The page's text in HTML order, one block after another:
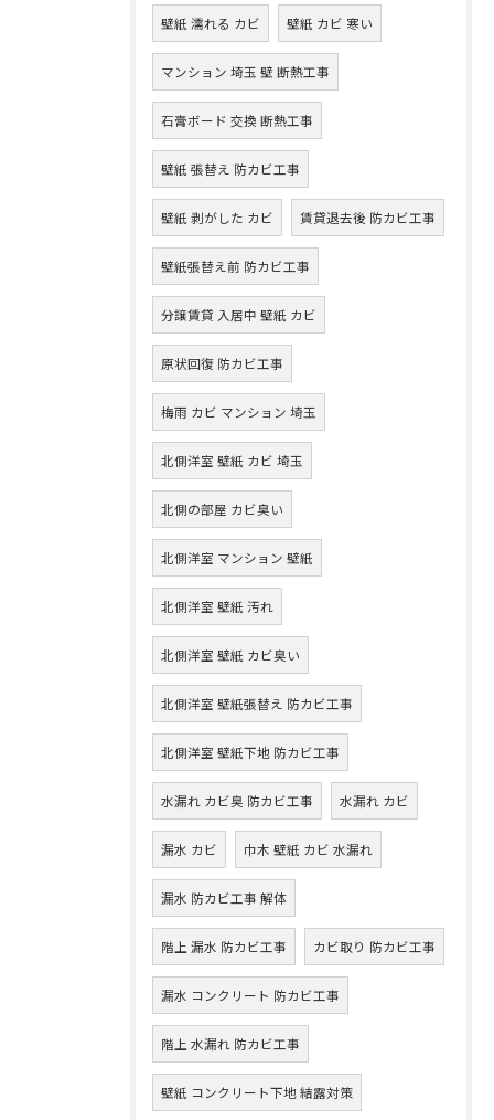
壁紙 濡れる カビ 壁紙 カビ 寒い
マンション 埼玉 壁 断熱工事
石膏ボード 交換 断熱工事
壁紙 張替え 防カビ工事
壁紙 剥がした カビ 賃貸退去後 防カビ工事
壁紙張替え前 防カビ工事
分譲賃貸 入居中 壁紙 カビ
原状回復 防カビ工事
梅雨 カビ マンション 埼玉
北側洋室 壁紙 カビ 埼玉
北側の部屋 カビ臭い
北側洋室 マンション 壁紙
北側洋室 壁紙 汚れ
北側洋室 壁紙 カビ臭い
北側洋室 壁紙張替え 防カビ工事
北側洋室 壁紙下地 防カビ工事
水漏れ カビ臭 防カビ工事 水漏れ カビ
漏水 カビ 巾木 壁紙 カビ 水漏れ
漏水 防カビ工事 解体
階上 漏水 防カビ工事 カビ取り 防カビ工事
漏水 コンクリート 防カビ工事
階上 水漏れ 防カビ工事
壁紙 コンクリート下地 結露対策